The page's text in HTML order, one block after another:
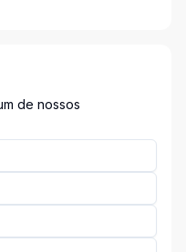
de nossos